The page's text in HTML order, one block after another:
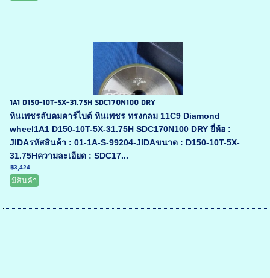
1A1 D150-10T-5X-31.75H SDC170N100 DRY
หินเพชรลับคมคาร์ไบด์ หินเพชร ทรงกลม 11C9 Diamond
wheel1A1 D150-10T-5X-31.75H SDC170N100 DRY ยี่ห้อ :
JIDAรหัสสินค้า : 01-1A-S-99204-JIDAขนาด : D150-10T-5X-
31.75Hความละเอียด : SDC17...
฿3,424
มีสินค้า